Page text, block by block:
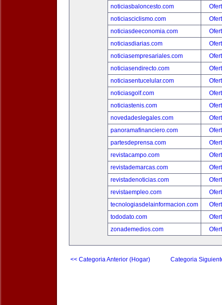
noticiasbaloncesto.com
noticiasciclismo.com
noticiasdeeconomia.com
noticiasdiarias.com
noticiasempresariales.com
noticiasendirecto.com
noticiasentucelular.com
noticiasgolf.com
noticiastenis.com
novedadeslegales.com
panoramafinanciero.com
partesdeprensa.com
revistacampo.com
revistademarcas.com
revistadenoticias.com
revistaempleo.com
tecnologiasdelainformacion.com
tododato.com
zonademedios.com
<< Categoria Anterior (Hogar) Categoria